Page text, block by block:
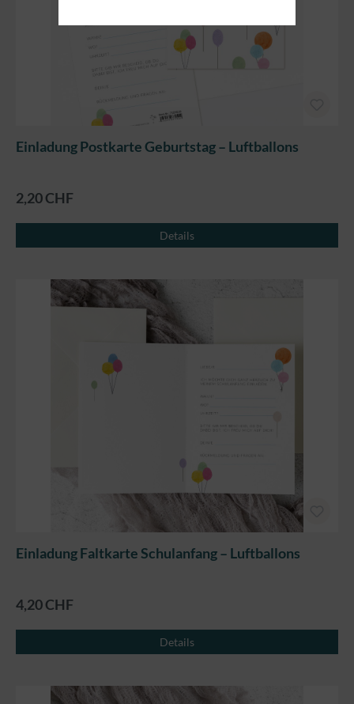
Einladung Postkarte Geburtstag – Luftballons
2,20 CHF
Details
Einladung Faltkarte Schulanfang – Luftballons
4,20 CHF
Details